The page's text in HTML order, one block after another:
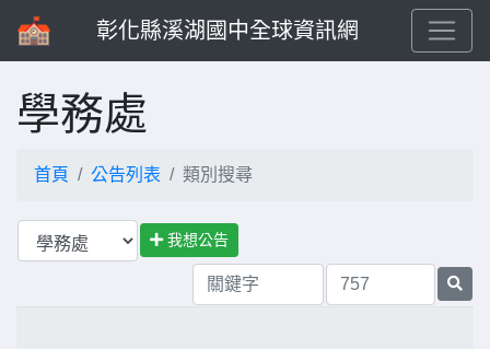
彰化縣溪湖國中全球資訊網
學務處
首頁 公告列表 類別搜尋
我想公告